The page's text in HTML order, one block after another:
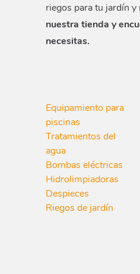
riegos para tu jardín y
nuestra tienda y
necesitas.
Equipamiento para
piscinas
Tratamientos del
agua
Bombas eléctricas
Hidrolimpiadoras
Despieces
Riegos de jardín